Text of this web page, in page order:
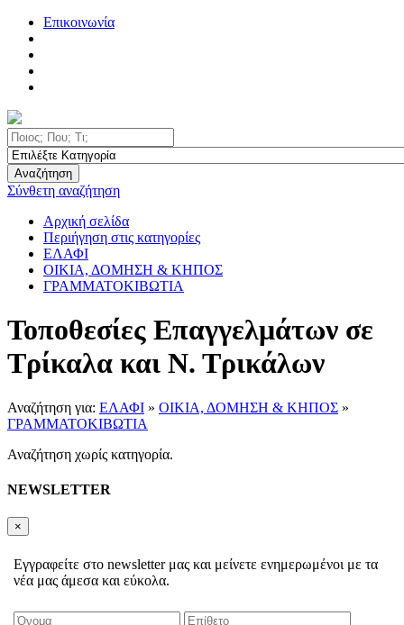
Επικοινωνία
Αναζήτηση
Σύνθετη αναζήτηση
Αρχική σελίδα
Περιήγηση στις κατηγορίες
ΕΛΑΦΙ
ΟΙΚΙΑ, ΔΟΜΗΣΗ & ΚΗΠΟΣ
ΓΡΑΜΜΑΤΟΚΙΒΩΤΙΑ
Τοποθεσίες Επαγγελμάτων σε
Τρίκαλα και Ν. Τρικάλων
Αναζήτηση για: ΕΛΑΦΙ » ΟΙΚΙΑ, ΔΟΜΗΣΗ & ΚΗΠΟΣ »
ΓΡΑΜΜΑΤΟΚΙΒΩΤΙΑ
Αναζήτηση χωρίς κατηγορία.
NEWSLETTER
×
Εγγραφείτε στο newsletter μας και μείνετε ενημερωμένοι με τα
νέα μας άμεσα και εύκολα.